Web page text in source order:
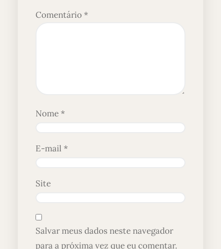
Comentário*
Nome*
E-mail *
Site
Salvar meus dados neste navegador
para a próxima vez que eu comentar.